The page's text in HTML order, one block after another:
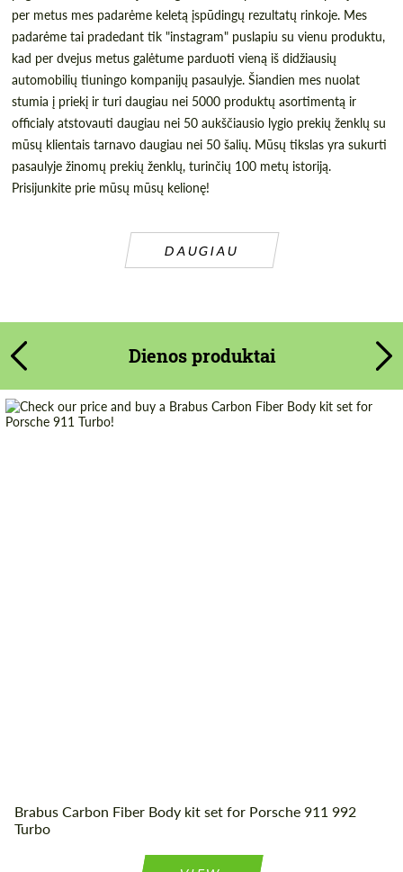
per metus mes padarėme keletą įspūdingų rezultatų rinkoje. Mes
padarėme tai pradedant tik "instagram" puslapiu su vienu produktu,
kad per dvejus metus galėtume parduoti vieną iš didžiausių
automobilių tiuningo kompanijų pasaulyje. Šiandien mes nuolat
stumia į priekį ir turi daugiau nei 5000 produktų asortimentą ir
officialy atstovauti daugiau nei 50 aukščiausio lygio prekių ženklų su
mūsų klientais tarnavo daugiau nei 50 šalių. Mūsų tikslas yra sukurti
pasaulyje žinomų prekių ženklų, turinčių 100 metų istoriją.
Prisijunkite prie mūsų mūsų kelionę!
DAUGIAU
Dienos produktai
Brabus Carbon Fiber Body kit set for Porsche 911 992
Turbo